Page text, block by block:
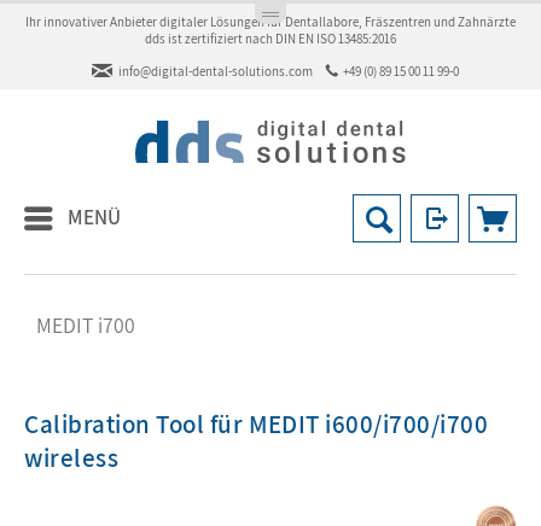
Ihr innovativer Anbieter digitaler Lösungen für Dentallabore, Fräszentren und Zahnärzte
dds ist zertifiziert nach DIN EN ISO 13485:2016
info@digital-dental-solutions.com
+49 (0) 89 15 00 11 99-0
MENÜ
MEDIT i700
Calibration Tool für MEDIT i600/i700/i700
wireless